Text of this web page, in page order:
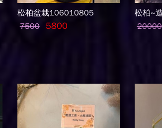
松柏盆栽106010805
7500
5800
松柏~
20000